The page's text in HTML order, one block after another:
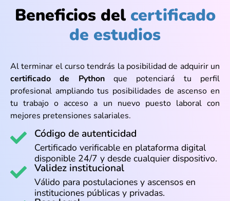
Beneficios delcertificado
de estudios
Al terminar el curso tendrás la posibilidad de adquirir un
certificado de Pythonque potenciará tu perfil
profesional ampliando tus posibilidades de ascenso en
tu trabajo o acceso a un nuevo puesto laboral con
mejores pretensiones salariales.
Código de autenticidad
Certificado verificable en plataforma digital
disponible 24/7 y desde cualquier dispositivo.
Validez institucional
Válido para postulaciones y ascensos en
instituciones públicas y privadas.